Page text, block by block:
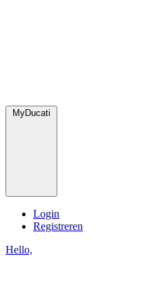
MyDucati
Login
Registreren
Hello,